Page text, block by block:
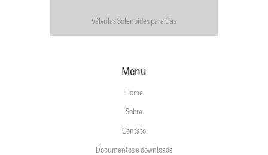
Válvulas Solenoides para Gás
Menu
Home
Sobre
Contato
Documentos e downloads